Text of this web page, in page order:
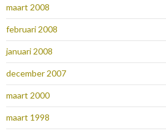
maart 2008
februari 2008
januari 2008
december 2007
maart 2000
maart 1998